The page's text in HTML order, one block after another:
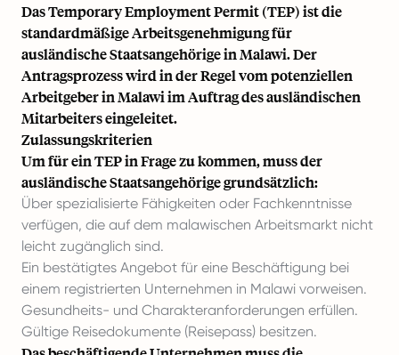
Das Temporary Employment Permit (TEP) ist die
standardmäßige Arbeitsgenehmigung für
ausländische Staatsangehörige in Malawi. Der
Antragsprozess wird in der Regel vom potenziellen
Arbeitgeber in Malawi im Auftrag des ausländischen
Mitarbeiters eingeleitet.
Zulassungskriterien
Um für ein TEP in Frage zu kommen, muss der
ausländische Staatsangehörige grundsätzlich:
Über spezialisierte Fähigkeiten oder Fachkenntnisse
verfügen, die auf dem malawischen Arbeitsmarkt nicht
leicht zugänglich sind.
Ein bestätigtes Angebot für eine Beschäftigung bei
einem registrierten Unternehmen in Malawi vorweisen.
Gesundheits- und Charakteranforderungen erfüllen.
Gültige Reisedokumente (Reisepass) besitzen.